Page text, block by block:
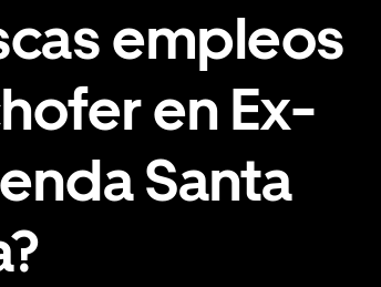
empleos
en Ex-
Santa